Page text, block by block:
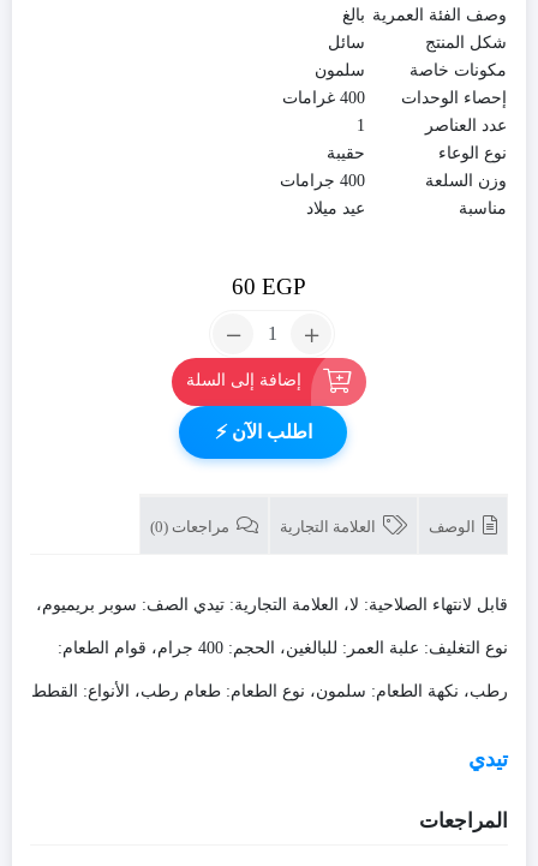
وصف الفئة العمرية بالغ
شكل المنتج
سائل
مكونات خاصة
سلمون
إحصاء الوحدات
400 غرامات
عدد العناصر
1
نوع الوعاء
حقيبة
وزن السلعة
400 جرامات
مناسبة
عيد ميلاد
60 EGP
العدد:
الحيوانات
الاليفة
من
تيدي
سائل
إضافة إلى السلة
اطلب الآن ⚡
الوصف العلامة التجارية مراجعات (0)
قابل لانتهاء الصلاحية: لا، العلامة التجارية: تيدي الصف: سوبر بريميوم،
نوع التغليف: علبة العمر: للبالغين، الحجم: 400 جرام، قوام الطعام:
رطب، نكهة الطعام: سلمون، نوع الطعام: طعام رطب، الأنواع: القطط
تيدي
المراجعات